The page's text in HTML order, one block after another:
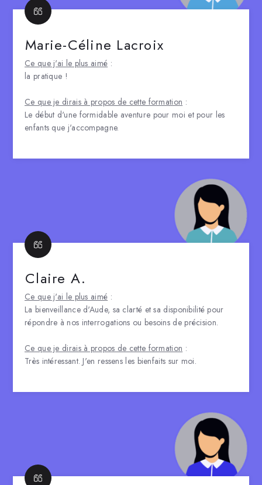
Marie-Céline Lacroix
Ce que j'ai le plus aimé :
la pratique !
Ce que je dirais à propos de cette formation :
Le début d'une formidable aventure pour moi et pour les
enfants que j'accompagne.
Claire A.
Ce que j'ai le plus aimé :
La bienveillance d'Aude, sa clarté et sa disponibilité pour
répondre à nos interrogations ou besoins de précision.
Ce que je dirais à propos de cette formation :
Très intéressant. J'en ressens les bienfaits sur moi.